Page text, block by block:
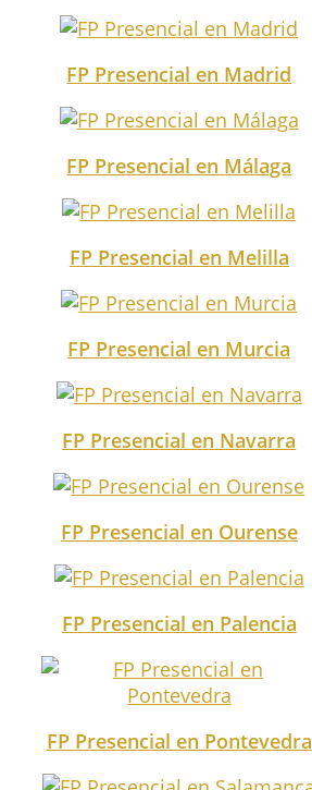
FP Presencial en Madrid
FP Presencial en Málaga
FP Presencial en Melilla
FP Presencial en Murcia
FP Presencial en Navarra
FP Presencial en Ourense
FP Presencial en Palencia
FP Presencial en Pontevedra